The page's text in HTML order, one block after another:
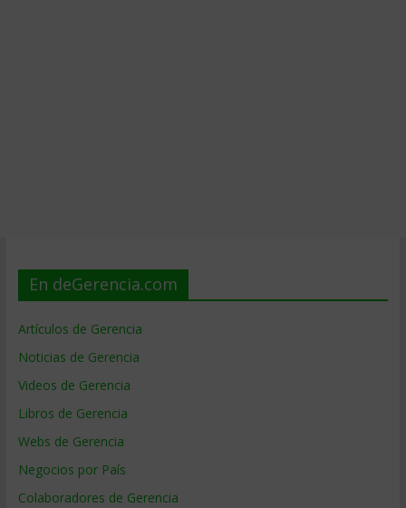
En deGerencia.com
Artículos de Gerencia
Noticias de Gerencia
Videos de Gerencia
Libros de Gerencia
Webs de Gerencia
Negocios por País
Colaboradores de Gerencia